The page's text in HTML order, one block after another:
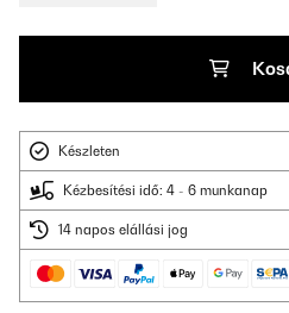
Készleten
Kézbesítési idő: 4 - 6 munkanap
14 napos elállási jog